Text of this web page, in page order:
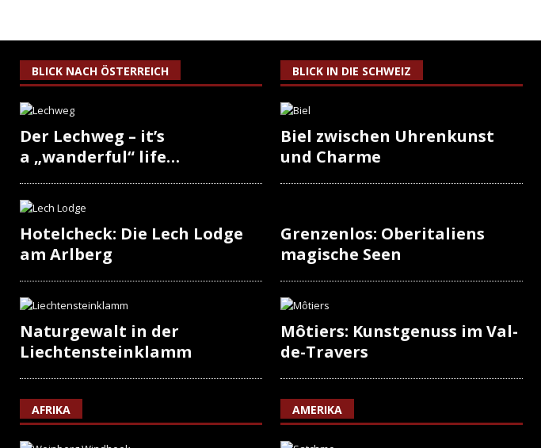
BLICK NACH ÖSTERREICH
Der Lechweg – it’s
a „wanderful“ life…
Hotelcheck: Die Lech Lodge
am Arlberg
Naturgewalt in der
Liechtensteinklamm
AFRIKA
BLICK IN DIE SCHWEIZ
Biel zwischen Uhrenkunst
und Charme
Grenzenlos: Oberitaliens
magische Seen
Môtiers: Kunstgenuss im Val-
de-Travers
AMERIKA